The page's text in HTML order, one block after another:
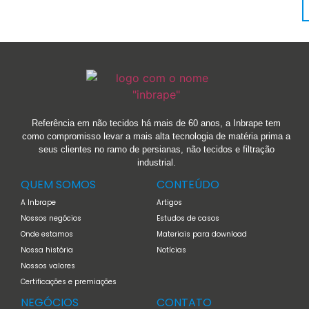
Referência em não tecidos há mais de 60 anos, a Inbrape tem
como compromisso levar a mais alta tecnologia de matéria prima a
seus clientes no ramo de persianas, não tecidos e filtração
industrial.
QUEM SOMOS
A Inbrape
Nossos negócios
Onde estamos
Nossa história
Nossos valores
Certificações e premiações
CONTEÚDO
Artigos
Estudos de casos
Materiais para download
Notícias
NEGÓCIOS CONTATO